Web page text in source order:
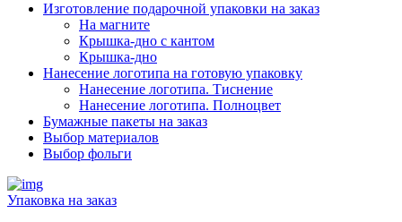
Изготовление подарочной упаковки на заказ
На магните
Крышка-дно с кантом
Крышка-дно
Нанесение логотипа на готовую упаковку
Нанесение логотипа. Тиснение
Нанесение логотипа. Полноцвет
Бумажные пакеты на заказ
Выбор материалов
Выбор фольги
Упаковка на заказ